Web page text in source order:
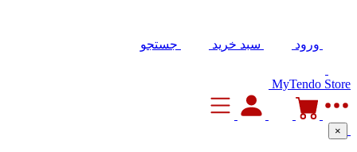
ورود سبد خرید جستجو
MyTendo Store
×